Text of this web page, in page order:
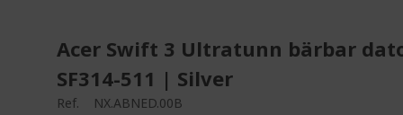
Acer Swift 3 Ultratunn bärbar
SF314-511 | Silver
Ref. NX.ABNED.00B